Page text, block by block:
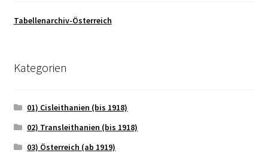
Tabellenarchiv-Österreich
Kategorien
01) Cisleithanien (bis 1918)
02) Transleithanien (bis 1918)
03) Österreich (ab 1919)